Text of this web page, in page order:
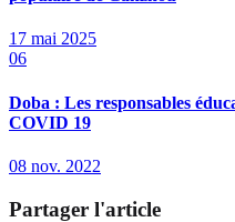
17 mai 2025
06
Doba : Les responsables
COVID 19
08 nov. 2022
Partager l'article